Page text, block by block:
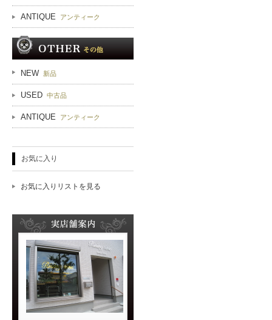
ANTIQUE アンティーク
NEW 新品
USED 中古品
ANTIQUE アンティーク
お気に入り
お気に入りリストを見る